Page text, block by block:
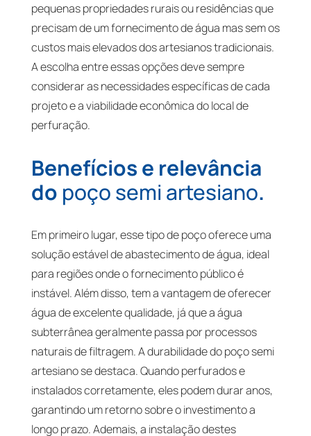
pequenas propriedades rurais ou residências que
precisam de um fornecimento de água mas sem os
custos mais elevados dos artesianos tradicionais.
A escolha entre essas opções deve sempre
considerar as necessidades específicas de cada
projeto e a viabilidade econômica do local de
perfuração.
Benefícios e relevância
do poço semi artesiano.
Em primeiro lugar, esse tipo de poço oferece uma
solução estável de abastecimento de água, ideal
para regiões onde o fornecimento público é
instável. Além disso, tem a vantagem de oferecer
água de excelente qualidade, já que a água
subterrânea geralmente passa por processos
naturais de filtragem. A durabilidade do poço semi
artesiano se destaca. Quando perfurados e
instalados corretamente, eles podem durar anos,
garantindo um retorno sobre o investimento a
longo prazo. Ademais, a instalação destes